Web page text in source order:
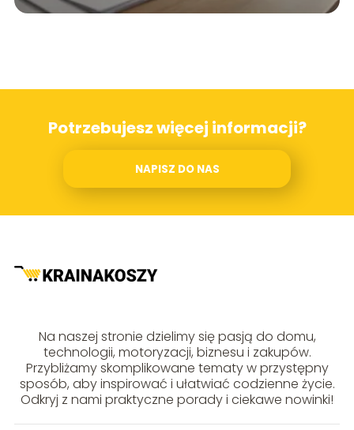
Potrzebujesz więcej informacji?
NAPISZ DO NAS
Na naszej stronie dzielimy się pasją do domu,
technologii, motoryzacji, biznesu i zakupów.
Przybliżamy skomplikowane tematy w przystępny
sposób, aby inspirować i ułatwiać codzienne życie.
Odkryj z nami praktyczne porady i ciekawe nowinki!